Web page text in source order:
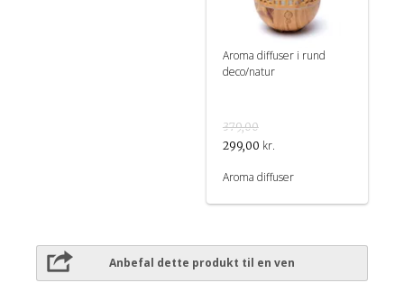
Aroma diffuser i rund
deco/natur
379,00
299,00 kr.
Aroma diffuser
Anbefal dette produkt til en ven